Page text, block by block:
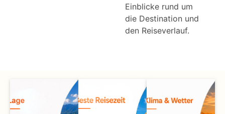
Einblicke rund um
die Destination und
den Reiseverlauf.
hat man